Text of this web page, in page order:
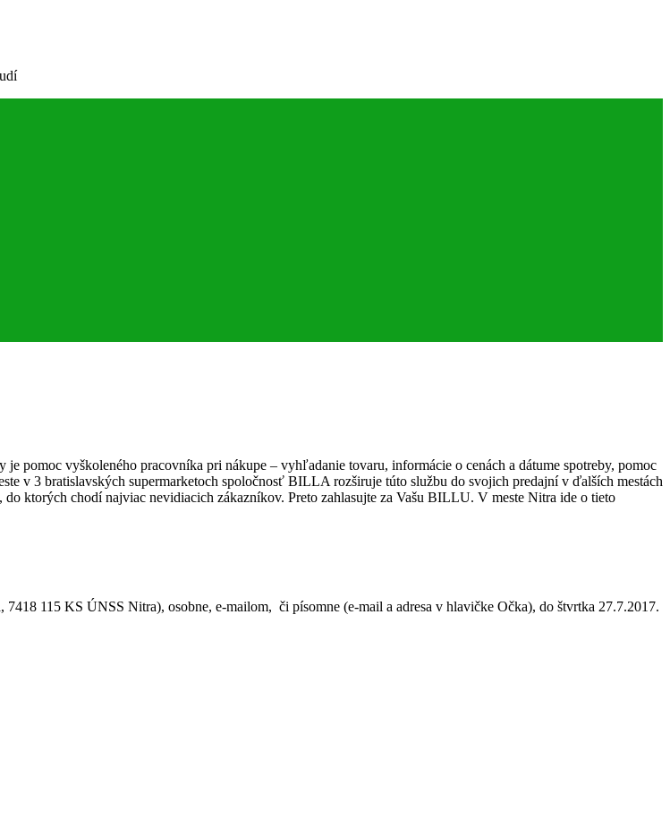
pomoc vyškoleného pracovníka pri nákupe – vyhľadanie tovaru, informácie o cenách a dátume spotreby, pomoc
v 3 bratislavských supermarketoch spoločnosť BILLA rozširuje túto službu do svojich predajní v ďalších mestách
ktorých chodí najviac nevidiacich zákazníkov. Preto zahlasujte za Vašu BILLU. V meste Nitra ide o tieto
115 KS ÚNSS Nitra), osobne, e-mailom, či písomne (e-mail a adresa v hlavičke Očka), do štvrtka 27.7.2017.